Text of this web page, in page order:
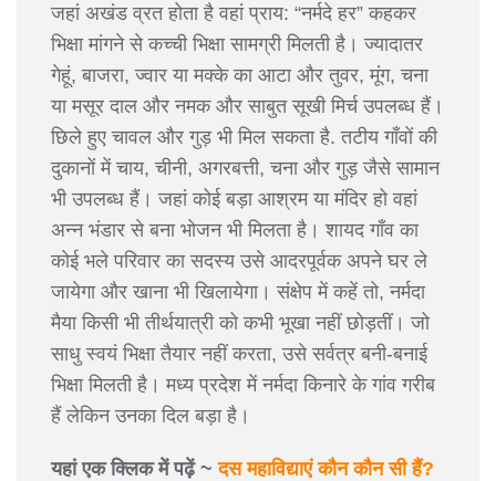
जहां अखंड व्रत होता है वहां प्राय: “नर्मदे हर” कहकर
भिक्षा मांगने से कच्ची भिक्षा सामग्री मिलती है। ज्यादातर
गेहूं, बाजरा, ज्वार या मक्के का आटा और तुवर, मूंग, चना
या मसूर दाल और नमक और साबुत सूखी मिर्च उपलब्ध हैं।
छिले हुए चावल और गुड़ भी मिल सकता है. तटीय गाँवों की
दुकानों में चाय, चीनी, अगरबत्ती, चना और गुड़ जैसे सामान
भी उपलब्ध हैं। जहां कोई बड़ा आश्रम या मंदिर हो वहां
अन्न भंडार से बना भोजन भी मिलता है। शायद गाँव का
कोई भले परिवार का सदस्य उसे आदरपूर्वक अपने घर ले
जायेगा और खाना भी खिलायेगा। संक्षेप में कहें तो, नर्मदा
मैया किसी भी तीर्थयात्री को कभी भूखा नहीं छोड़तीं। जो
साधु स्वयं भिक्षा तैयार नहीं करता, उसे सर्वत्र बनी-बनाई
भिक्षा मिलती है। मध्य प्रदेश में नर्मदा किनारे के गांव गरीब
हैं लेकिन उनका दिल बड़ा है।
यहां एक क्लिक में पढ़ें ~दस महाव‍िद्याएं कौन कौन सी हैं?